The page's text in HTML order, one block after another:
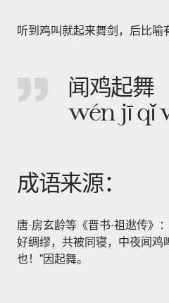
听到鸡叫就起来舞剑，后比喻
闻鸡起舞
wén jī qǐ
成语来源：
唐·房玄龄等《晋书·祖逖传》
好绸缪，共被同寝，中夜闻鸡
也！”因起舞。